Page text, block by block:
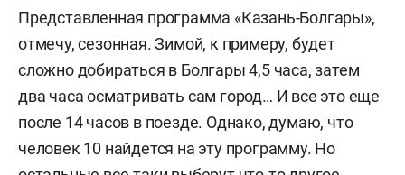
Представленная программа «Казань-Болгары»,
отмечу, сезонная. Зимой, к примеру, будет
сложно добираться в Болгары 4,5 часа, затем
два часа осматривать сам город… И все это еще
после 14 часов в поезде. Однако, думаю, что
человек 10 найдется на эту программу. Но